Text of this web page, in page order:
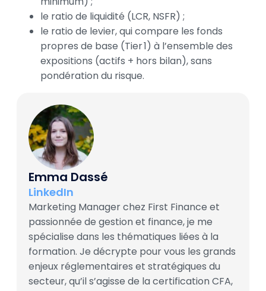
le ratio de liquidité (LCR, NSFR) ;
le ratio de levier, qui compare les fonds
propres de base (Tier 1) à l’ensemble des
expositions (actifs + hors bilan), sans
pondération du risque.
Emma Dassé
LinkedIn
Marketing Manager chez First Finance et
passionnée de gestion et finance, je me
spécialise dans les thématiques liées à la
formation. Je décrypte pour vous les grands
enjeux réglementaires et stratégiques du
secteur, qu’il s’agisse de la certification CFA,